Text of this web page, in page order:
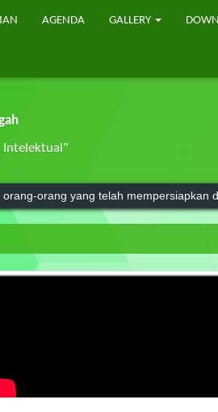
AGENDA GALLERY
Intelektual"
orang yang telah mempersiapkan
tanpa agama adalah lumpuh.